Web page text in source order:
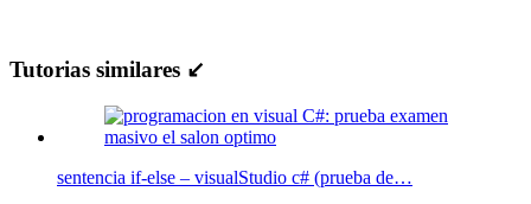
Tutorias similares ↙
sentencia if-else – visualStudio c# (prueba de…